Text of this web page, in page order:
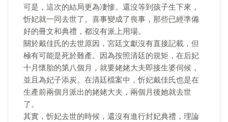
可是，這次的結局更為凄慘。還沒等到孩子生下來，
忻妃就一同去世了。喜事變成了喪事，那些已經準備
好的冊文和典禮，都沒有派上用場。
關於戴佳氏的去世原因，宮廷文獻沒有直接記載，但
極有可能是死於難產。因為按照清廷的規矩，在后妃
十月懷胎的第八個月，就要姥姥大夫即接生婆伺候，
並且為妃子添炭。在清廷檔案中，忻妃戴佳氏也是在
生產前兩個月派出的姥姥大夫，兩個月後她就去世
了。
其實，忻妃去世的時候，還沒有進行封妃典禮，理論